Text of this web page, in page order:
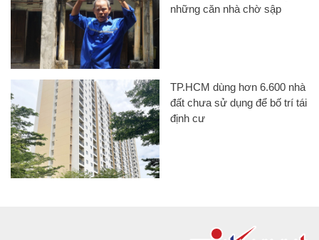
những căn nhà chờ sập
TP.HCM dùng hơn 6.600 nhà
đất chưa sử dụng để bố trí tái
định cư